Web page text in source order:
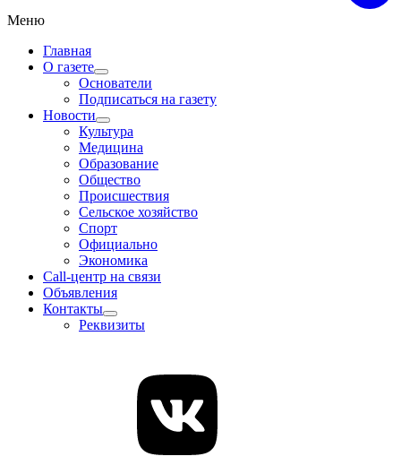
Меню
Главная
О газете
Основатели
Подписаться на газету
Новости
Культура
Медицина
Образование
Общество
Происшествия
Сельское хозяйство
Спорт
Официально
Экономика
Call-центр на связи
Объявления
Контакты
Реквизиты